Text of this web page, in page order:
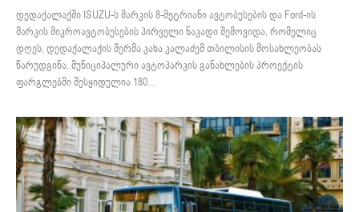
დედაქალაქში ISUZU-ს მარკის 8-მეტრიანი ავტობუსების და Ford-ის
მარკის მიკროავტობუსების პირველი ნაკადი შემოვიდა, რომელიც
დღეს, დედაქალაქის მერმა კახა კალაძემ თბილისის მოსახლეობას
წარუდგინა. მუნიციპალური ავტოპარკის განახლების პროექტის
ფარგლებში შესყიდულია 180...